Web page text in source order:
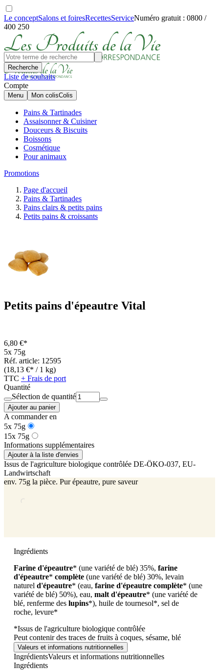
Le conceptSalons et foiresRecettesServiceNuméro gratuit : 0800 /
400 250
Recherche
Liste de souhaits
Compte
Menu Mon colisColis
Pains & Tartinades
Assaisonner & Cuisiner
Douceurs & Biscuits
Boissons
Cosmétique
Pour animaux
Promotions
Page d'accueil
Pains & Tartinades
Pains clairs & petits pains
Petits pains & croissants
Petits pains d'épeautre Vital
6,80 €*
5x 75g
Réf. article: 12595
(18,13 €* / 1 kg)
TTC + Frais de port
Quantité
Sélection de quantité
Ajouter au panier
A commander en
5x 75g
15x 75g
Informations supplémentaires
Ajouter à la liste d'envies
Issus de l'agriculture biologique contrôlée DE-ÖKO-037, EU-
Landwirtschaft
env. 75g la pièce. Pur épeautre, pure saveur
Ingrédients
Farine d'épeautre* (une variété de blé) 35%, farine
d'épeautre* complète (une variété de blé) 30%, levain
naturel d'épeautre* (eau, farine d'épeautre complète* (une
variété de blé) 50%), eau, malt d'épeautre* (une variété de
blé, renferme des lupins*), huile de tournesol*, sel de
roche, levure*
*Issus de l'agriculture biologique contrôlée
Peut contenir des traces de fruits à coques, sésame, blé
Valeurs et informations nutritionnelles
IngrédientsValeurs et informations nutritionnelles
Ingrédients